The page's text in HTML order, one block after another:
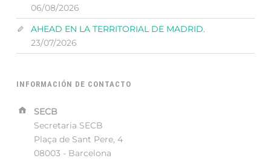
06/08/2026
AHEAD EN LA TERRITORIAL DE MADRID.
23/07/2026
INFORMACIÓN DE CONTACTO
Address:
SECB
Secretaria SECB
Plaça de Sant Pere, 4
08003 - Barcelona